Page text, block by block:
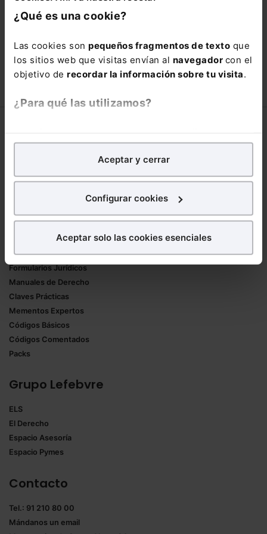
¿Qué es una cookie?
Las cookies son pequeños fragmentos de texto que
los sitios web que visitas envían al navegador con el
objetivo de recordar la información sobre tu visita.
¿Para qué las utilizamos?
analíticospara tratar demejorar tu experienciaen
nuestra página web. También con fines publicitarios,
para poder mostrarte publicidad y contenidos de tu
¿Qué puedes hacer?
experiencia en la web sea óptima
todas las cookies excepto aquellas imprescindibles.
seleccionar solo aquellas que quieras permitir en tu
navegador. Si no seleccionas ninguna utilizaremos
Aceptar y cerrar
Configurar cookies
Aceptar solo las cookies esenciales
está oportunidad y adquiere tu acceso
con un25% de descuento
110,00€ 66,00€
COMPRAR
Trabaja con nosotros
Mementos
Formularios Jurídicos
Manuales de Derecho
Claves Prácticas
Mementos Expertos
Códigos Básicos
Códigos Comentados
Packs
Grupo Lefebvre
ELS
El Derecho
Espacio Asesoría
Espacio Pymes
Contacto
Tel.: 91 210 80 00
Mándanos un email